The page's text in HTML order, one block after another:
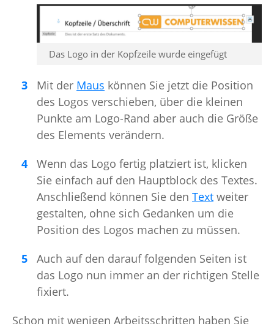
Das Logo in der Kopfzeile wurde eingefügt
Mit der Maus können Sie jetzt die Position
des Logos verschieben, über die kleinen
Punkte am Logo-Rand aber auch die Größe
des Elements verändern.
Wenn das Logo fertig platziert ist, klicken
Sie einfach auf den Hauptblock des Textes.
Anschließend können Sie den Text weiter
gestalten, ohne sich Gedanken um die
Position des Logos machen zu müssen.
Auch auf den darauf folgenden Seiten ist
das Logo nun immer an der richtigen Stelle
fixiert.
Schon mit wenigen Arbeitsschritten haben Sie